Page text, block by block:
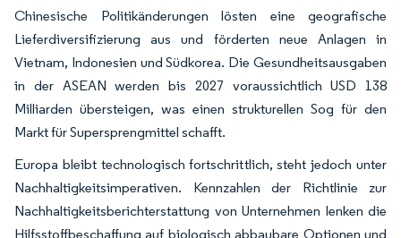
Chinesische Politikänderungen lösten eine geografische
Lieferdiversifizierung aus und förderten neue Anlagen in
Vietnam, Indonesien und Südkorea. Die Gesundheitsausgaben
in der ASEAN werden bis 2027 voraussichtlich USD 138
Milliarden übersteigen, was einen strukturellen Sog für den
Markt für Supersprengmittel schafft.
Europa bleibt technologisch fortschrittlich, steht jedoch unter
Nachhaltigkeitsimperativen. Kennzahlen der Richtlinie zur
Nachhaltigkeitsberichterstattung von Unternehmen lenken die
Hilfsstoffbeschaffung auf biologisch abbaubare Optionen und